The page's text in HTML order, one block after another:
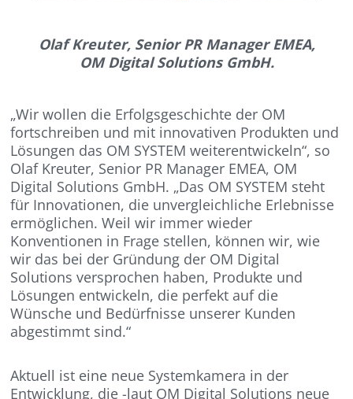
Olaf Kreuter, Senior PR Manager EMEA,
OM Digital Solutions GmbH.
„Wir wollen die Erfolgsgeschichte der OM
fortschreiben und mit innovativen Produkten und
Lösungen das OM SYSTEM weiterentwickeln“, so
Olaf Kreuter, Senior PR Manager EMEA, OM
Digital Solutions GmbH. „Das OM SYSTEM steht
für Innovationen, die unvergleichliche Erlebnisse
ermöglichen. Weil wir immer wieder
Konventionen in Frage stellen, können wir, wie
wir das bei der Gründung der OM Digital
Solutions versprochen haben, Produkte und
Lösungen entwickeln, die perfekt auf die
Wünsche und Bedürfnisse unserer Kunden
abgestimmt sind.“
Aktuell ist eine neue Systemkamera in der
Entwicklung, die -laut OM Digital Solutions neue